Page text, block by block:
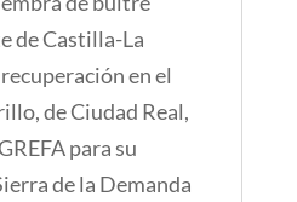
de Castilla-La
en el
de Ciudad Real,
para su
de la Demanda